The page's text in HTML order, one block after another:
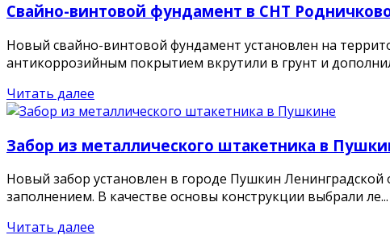
Свайно-винтовой фундамент в СНТ
Новый свайно-винтовой фундамент установлен на
антикоррозийным покрытием вкрутили в грунт и
Читать далее
Забор из металлического штакетника в
Новый забор установлен в городе Пушкин
заполнением. В качестве основы конструкции выбрали ле...
Читать далее